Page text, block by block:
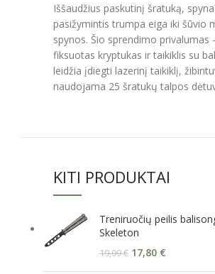
Iššaudžius paskutinį šratuką,
pasižymintis trumpa eiga iki šūvio
spynos. Šio sprendimo privalumas
fiksuotas kryptukas ir taikiklis su
leidžia įdiegti lazerinį taikiklį,
naudojama 25 šratukų talpos
KITI PRODUKTAI
Treniruočių peilis
Skeleton
19,99€ 17,80 €